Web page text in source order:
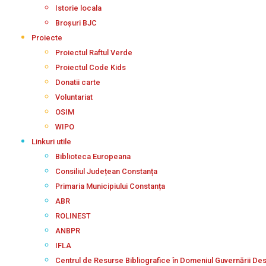
Istorie locala
Broșuri BJC
Proiecte
Proiectul Raftul Verde
Proiectul Code Kids
Donatii carte
Voluntariat
OSIM
WIPO
Linkuri utile
Biblioteca Europeana
Consiliul Județean Constanța
Primaria Municipiului Constanța
ABR
ROLINEST
ANBPR
IFLA
Centrul de Resurse Bibliografice în Domeniul Guvernării